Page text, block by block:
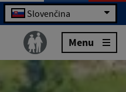
Slovenčina
Menu